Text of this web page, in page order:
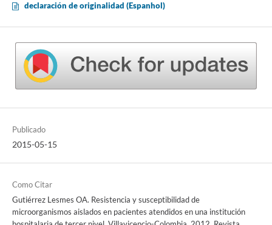
declaración de originalidad (Espanhol)
Publicado
2015-05-15
Como Citar
Gutiérrez Lesmes OA. Resistencia y susceptibilidad de
microorganismos aislados en pacientes atendidos en una institución